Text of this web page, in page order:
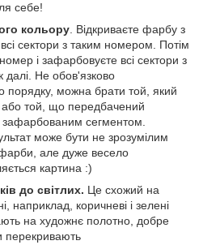
себе!
кольору . Відкриваєте фарбу з
сектори з таким номером. Потім
і зафарбовуєте всі сектори з
Не обов'язково
порядку, можна брати той, який
або той, що передбачений
зафарбованим сегментом.
може бути не зрозумілим
але дуже весело
картина :)
до світлих. Це схожий на
наприклад, коричневі і зелені
на художнє полотно, добре
перекривають